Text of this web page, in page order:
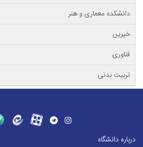
دانشکده معماری و هنر
خیرین
فناوری
تربیت بدنی
درباره دانشگاه